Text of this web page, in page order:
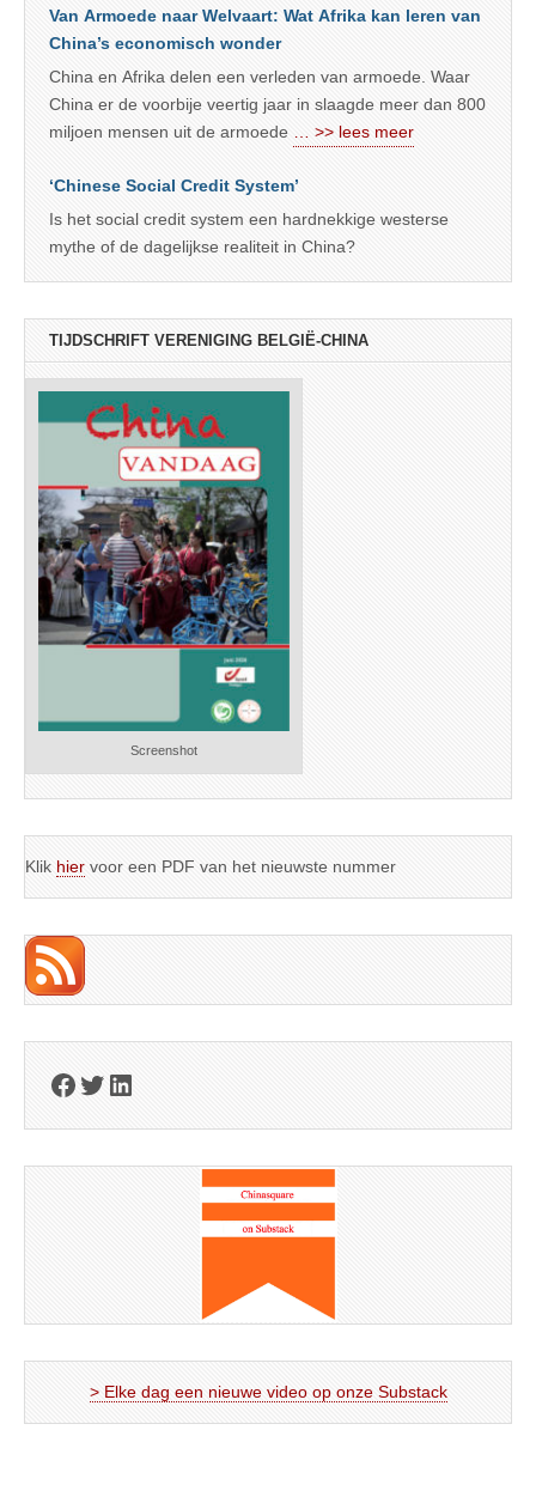
Van Armoede naar Welvaart: Wat Afrika kan leren van
China’s economisch wonder
China en Afrika delen een verleden van armoede. Waar
China er de voorbije veertig jaar in slaagde meer dan 800
miljoen mensen uit de armoede
… >> lees meer
‘Chinese Social Credit System’
Is het social credit system een hardnekkige westerse
mythe of de dagelijkse realiteit in China?
TIJDSCHRIFT VERENIGING BELGIË-CHINA
Screenshot
Klik hier voor een PDF van het nieuwste nummer
Facebook
Twitter
LinkedIn
> Elke dag een nieuwe video op onze Substack